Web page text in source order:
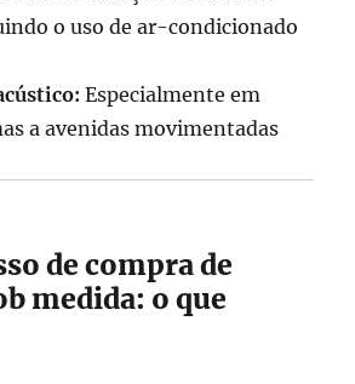
o uso de ar-condicionado
Especialmente em
a avenidas movimentadas
de compra de
medida: o que